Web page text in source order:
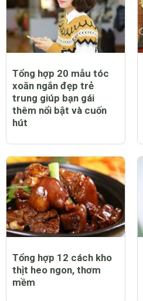
Tổng hợp 20 mẫu tóc
xoăn ngắn đẹp trẻ
trung giúp bạn gái
thêm nổi bật và cuốn
hút
Tổng hợp 12 cách kho
thịt heo ngon, thơm
mềm